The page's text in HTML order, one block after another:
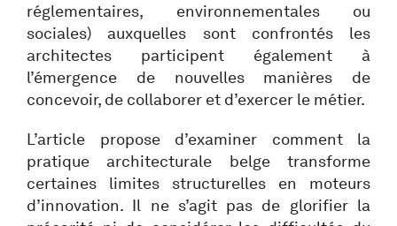
réglementaires, environnementales ou
sociales) auxquelles sont confrontés les
architectes participent également à
l’émergence de nouvelles manières de
concevoir, de collaborer et d’exercer le métier.
L’article propose d’examiner comment la
pratique architecturale belge transforme
certaines limites structurelles en moteurs
d’innovation. Il ne s’agit pas de glorifier la